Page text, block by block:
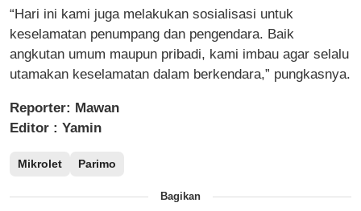
“Hari ini kami juga melakukan sosialisasi untuk
keselamatan penumpang dan pengendara. Baik
angkutan umum maupun pribadi, kami imbau agar selalu
utamakan keselamatan dalam berkendara,” pungkasnya.
Reporter: Mawan
Editor : Yamin
Mikrolet Parimo
Bagikan